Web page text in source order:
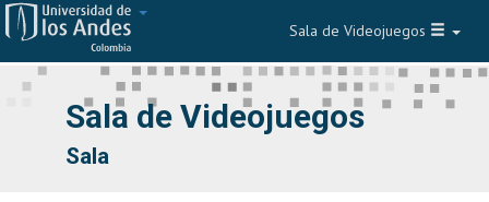
Sala de Videojuegos
Sala de Videojuegos
Sala